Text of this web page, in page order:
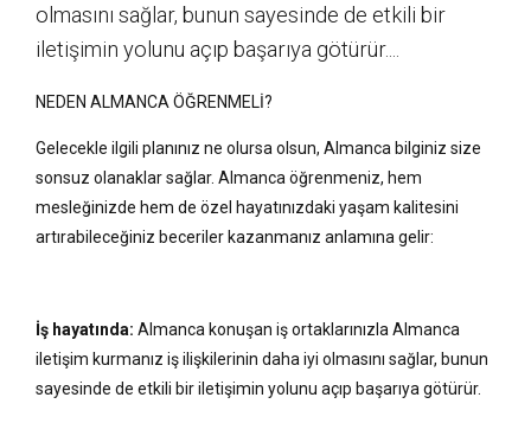
olmasını sağlar, bunun sayesinde de etkili bir
iletişimin yolunu açıp başarıya götürür....
NEDEN ALMANCA ÖĞRENMELİ?
Gelecekle ilgili planınız ne olursa olsun, Almanca bilginiz size
sonsuz olanaklar sağlar. Almanca öğrenmeniz, hem
mesleğinizde hem de özel hayatınızdaki yaşam kalitesini
artırabileceğiniz beceriler kazanmanız anlamına gelir:
İş hayatında: Almanca konuşan iş ortaklarınızla Almanca
iletişim kurmanız iş ilişkilerinin daha iyi olmasını sağlar, bunun
sayesinde de etkili bir iletişimin yolunu açıp başarıya götürür.